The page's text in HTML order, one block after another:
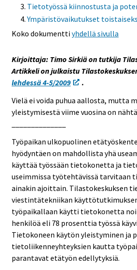
Tietotyössä kiinnostusta ja
Ympäristövaikutukset
Koko dokumenttiyhdellä sivulla
Kirjoittaja: Timo Sirkiä on tutkija
Artikkeli on julkaistu
lehdessä 4-5/2009
.
Vielä ei voida puhua aallosta, mutta
yleistymisestä viime vuosina on
Työpaikan ulkopuolinen
hyödyntäen on mahdollista yhä
käyttää työssään tietokonetta ja
useimmissa työtehtävissä tarvitaan
ainakin ajoittain. Tilastokeskuksen
viestintätekniikan
työpaikallaan käytti tietokonetta
henkilöä eli 78 prosenttia työssä
Tietokoneen käytön yleistyminen ja
tietoliikenneyhteyksien kautta
parantavat etätyön edellytyksiä.